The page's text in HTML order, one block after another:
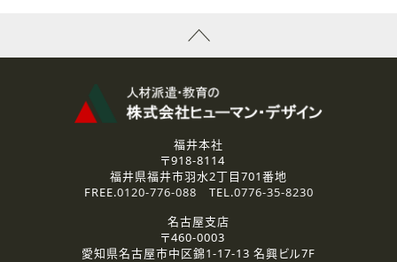
資料送付、受講相談に関するご連絡のために利用いたしま
その他、お問い合わせの内容に回答するために利用いたし
なお、ご連絡手段は、電話・Ｅメールのいずれかの方法とい
2.個人情報の第三者提供
ご提供いただいた個人情報は、法令等の規定に従う場合を除き、
3.個人情報の取り扱いの委託
弊社の定める個人情報保護の評価基準を満たした委託先に、個
福井本社
〒918-8114
福井県福井市羽水2丁目701番地
FREE.0120-776-088 TEL.0776-35-8230
名古屋支店
〒460-0003
愛知県名古屋市中区錦1-17-13 名興ビル7F